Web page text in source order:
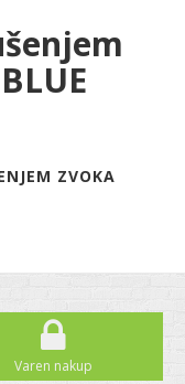
ZVOKA
Varen nakup